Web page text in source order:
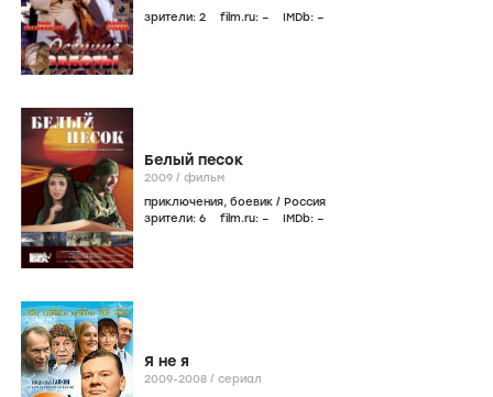
зрители: 2 film.ru: – IMDb: –
Белый песок
2009 / фильм
приключения, боевик / Россия
зрители: 6 film.ru: – IMDb: –
Я не я
2009-2008 / сериал